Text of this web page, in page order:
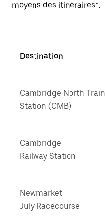
moyens des itinéraires*.
Destination
Cambridge North Train
Station (CMB)
Cambridge
Railway Station
Newmarket
July Racecourse